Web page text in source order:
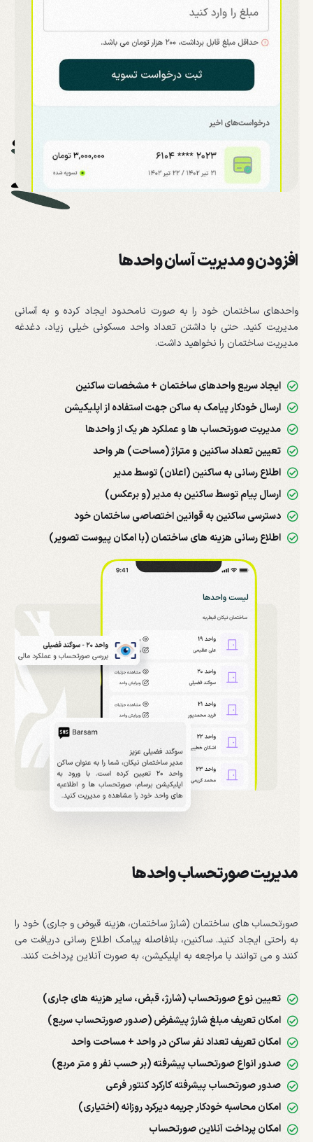
افزودن و مدیریت آسان واحدها
واحدهای ساختمان خود را به صورت نامحدود ایجاد کرده و به آسانی
مدیریت کنید. حتی با داشتن تعداد واحد مسکونی خیلی زیاد، دغدغه
مدیریت ساختمان را نخواهید داشت.
ایجاد سریع واحدهای ساختمان + مشخصات ساکنین
ارسال خودکار پیامک به ساکن جهت استفاده از اپلیکیشن
مدیریت صورتحساب ها و عملکرد هر یک از واحدها
تعیین تعداد ساکنین و متراژ (مساحت) هر واحد
اطلاع رسانی به ساکنین (اعلان) توسط مدیر
ارسال پیام توسط ساکنین به مدیر (و برعکس)
دسترسی ساکنین به قوانین اختصاصی ساختمان خود
اطلاع رسانی هزینه های ساختمان (با امکان پیوست تصویر)
مدیریت صورتحساب واحدها
صورتحساب های ساختمان (شارژ ساختمان، هزینه قبوض و جاری) خود را
به راحتی ایجاد کنید. ساکنین، بلافاصله پیامک اطلاع رسانی دریافت می
کنند و می توانند با مراجعه به اپلیکیشن، به صورت آنلاین پرداخت کنند.
تعیین نوع صورتحساب (شارژ، قبض، سایر هزینه های جاری)
امکان تعریف مبلغ شارژ پیشفرض (صدور صورتحساب سریع)
امکان تعریف تعداد نفر ساکن در واحد + مساحت واحد
صدور انواع صورتحساب پیشرفته (بر حسب نفر و متر مربع)
صدور صورتحساب پیشرفته کارکرد کنتور فرعی
امکان محاسبه خودکار جریمه دیرکرد روزانه (اختیاری)
امکان پرداخت آنلاین صورتحساب